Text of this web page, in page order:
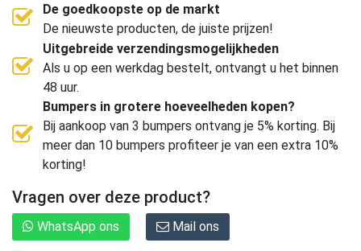
De goedkoopste op de markt
De nieuwste producten, de juiste prijzen!
Uitgebreide verzendingsmogelijkheden
Als u op een werkdag bestelt, ontvangt u het binnen
48 uur.
Bumpers in grotere hoeveelheden kopen?
Bij aankoop van 3 bumpers ontvang je 5% korting. Bij
meer dan 10 bumpers profiteer je van een extra 10%
korting!
Vragen over deze product?
WhatsApp ons Mail ons